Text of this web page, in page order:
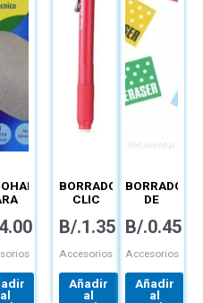
–
4.00
al
BORRADOR
CLIC
– ZE-22
B/.1.35
Accesorios
Añadir
al
BORRADOR
DE
ZEH-
B/.0.45
Accesorios
Añadir
al